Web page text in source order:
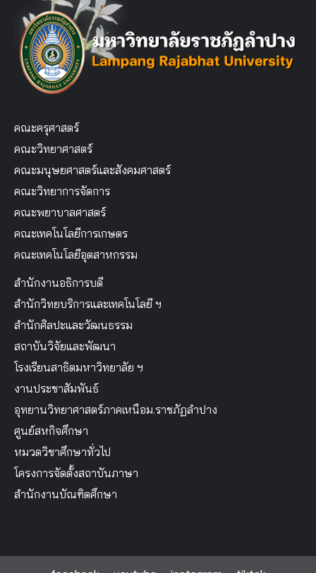
คณะครุศาสตร์
คณะวิทยาศาสตร์
คณะมนุษยศาสตร์และสังคมศาสตร์
คณะวิทยาการจัดการ
คณะพยาบาลศาสตร์
คณะเทคโนโลยีการเกษตร
คณะเทคโนโลยีอุตสาหกรรม
สำนักงานอธิการบดี
สำนักวิทยบริการและเทคโนโลยี ฯ
สำนักศิลปะและวัฒนธรรม
สถาบันวิจัยและพัฒนา
โรงเรียนสาธิตมหาวิทยาลัย ฯ
งานประชาสัมพันธ์
อุทยานวิทยาศาสตร์ภาคเหนือม.ราชภัฏลำปาง
ศูนย์สหกิจศึกษา
หมวดวิชาศึกษาทั่วไป
โครงการจัดตั้งสถาบันภาษา
สำนักงานบัณฑิตศึกษา